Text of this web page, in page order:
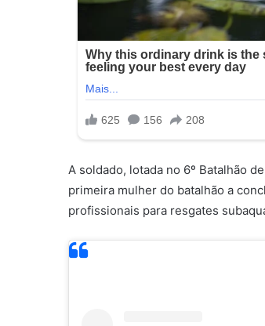
A soldado, lotada no 6º Batalhão
primeira mulher do batalhão a
profissionais para resgates